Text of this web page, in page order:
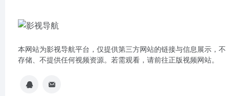
本网站为影视导航平台，仅提供第三方网站的链接与信息展示，不
存储、不提供任何视频资源。若需观看，请前往正版视频网站。